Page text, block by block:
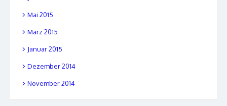
Mai 2015
März 2015
Januar 2015
Dezember 2014
November 2014